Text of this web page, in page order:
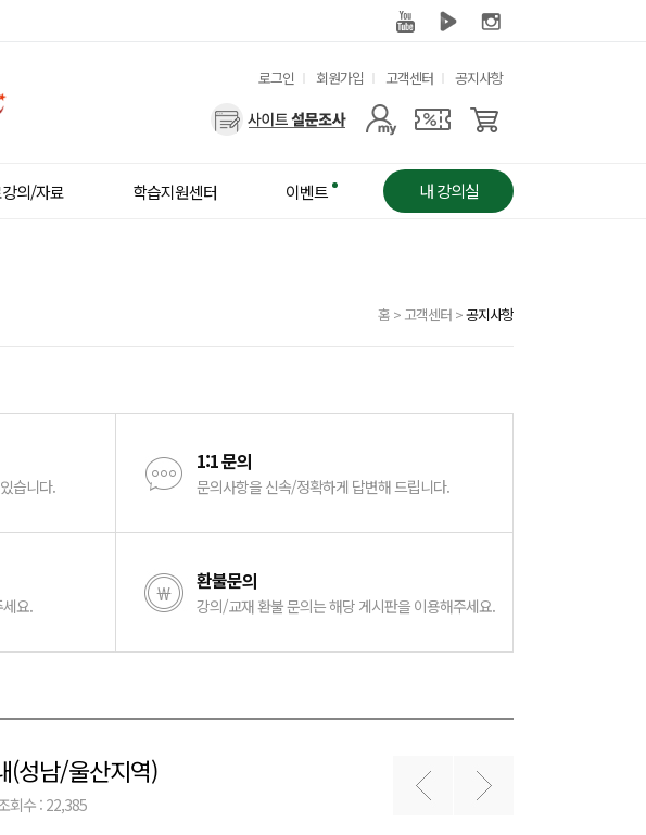
한
로그인 회원가입 고객센터
공지사항
사
용
뉴
의/자료 학습지원센터 이벤트 내 강의실
홈 > 고객센터 >공지사항
습니다.
1:1 문의
문의사항을 신속/정확하게 답변해 드립니다.
요.
환불문의
강의/교재 환불 문의는 해당 게시판을 이용해주세요.
(성남/울산지역)
회수 : 22,385